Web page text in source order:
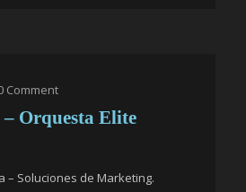
Comment
Orquesta Elite
– Soluciones de Marketing.